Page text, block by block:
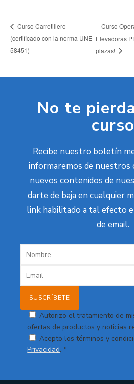
Curso Carretillero
(certificado con la norma UNE
58451)
Curso
Elevadoras
plazas!
No te
curso
Recibe nuestro boletín
informaremos de nuestros
nuevos contenidos de
darte de baja en cualquier
link habilitado a tal efecto
de email.
Autorizo el tratamiento de
ofertas de productos y noticias
Acepto los términos y
Privacidad. *